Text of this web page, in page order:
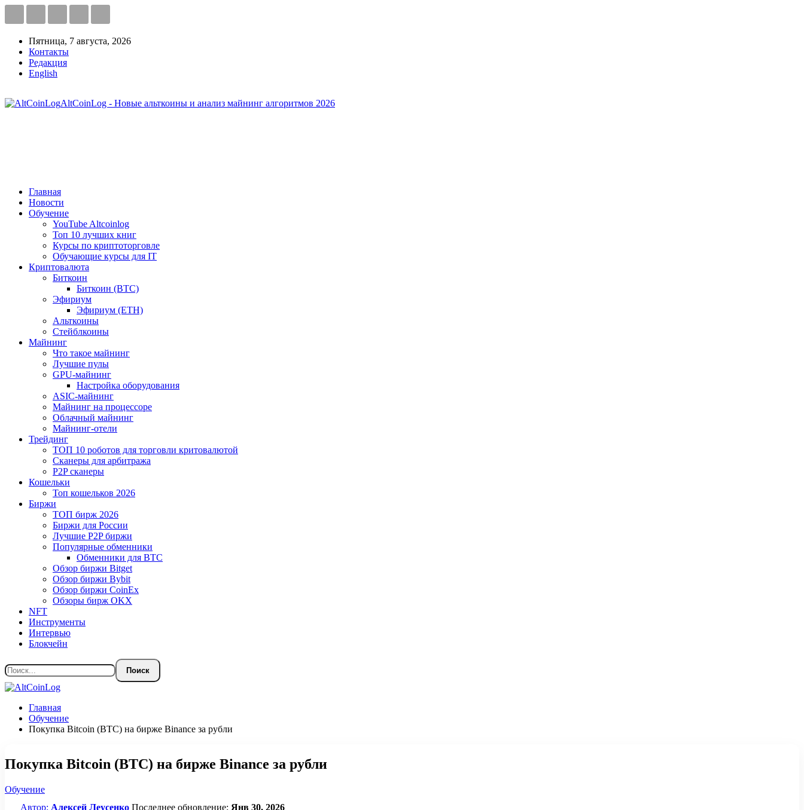
Пятница, 7 августа, 2026
Контакты
Редакция
English
AltCoinLog - Новые альткоины и анализ майнинг алгоритмов 2026
Главная
Новости
Обучение
YouTube Altcoinlog
Топ 10 лучших книг
Курсы по криптоторговле
Обучающие курсы для IT
Криптовалюта
Биткоин
Биткоин (BTC)
Эфириум
Эфириум (ETH)
Альткоины
Стейблкоины
Майнинг
Что такое майнинг
Лучшие пулы
GPU-майнинг
Настройка оборудования
ASIC-майнинг
Майнинг на процессоре
Облачный майнинг
Майнинг-отели
Трейдинг
ТОП 10 роботов для торговли критовалютой
Сканеры для арбитража
P2P сканеры
Кошельки
Топ кошельков 2026
Биржи
ТОП бирж 2026
Биржи для России
Лучшие P2P биржи
Популярные обменники
Обменники для BTC
Обзор биржи Bitget
Обзор биржи Bybit
Обзор биржи CoinEx
Обзоры бирж OKX
NFT
Инструменты
Интервью
Блокчейн
Главная
Обучение
Покупка Bitcoin (BTC) на бирже Binance за рубли
Покупка Bitcoin (BTC) на бирже Binance за рубли
Обучение
Автор: Алексей Леусенко Последнее обновление: Янв 30, 2026